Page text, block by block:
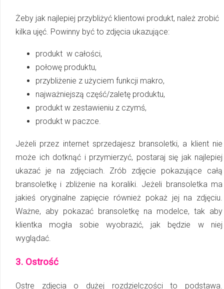
Żeby jak najlepiej przybliżyć klientowi produkt, należ zrobić
kilka ujęć. Powinny być to zdjęcia ukazujące:
produkt w całości,
połowę produktu,
przybliżenie z użyciem funkcji makro,
najważniejszą część/zaletę produktu,
produkt w zestawieniu z czymś,
produkt w paczce.
Jeżeli przez internet sprzedajesz bransoletki, a klient nie
może ich dotknąć i przymierzyć, postaraj się jak najlepiej
ukazać je na zdjęciach. Zrób zdjęcie pokazujące całą
bransoletkę i zbliżenie na koraliki. Jeżeli bransoletka ma
jakieś oryginalne zapięcie również pokaż jej na zdjęciu.
Ważne, aby pokazać bransoletkę na modelce, tak aby
klientka mogła sobie wyobrazić, jak będzie w niej
wyglądać.
3. Ostrość
Ostre zdjęcia o dużej rozdzielczości to podstawa.